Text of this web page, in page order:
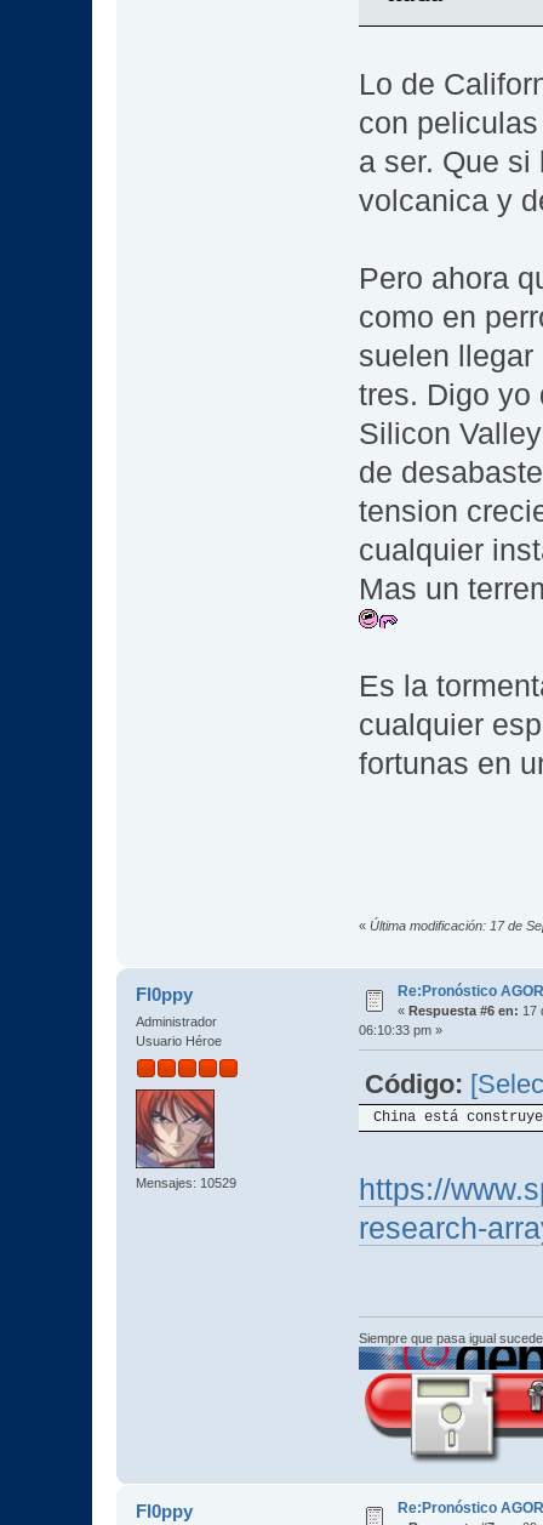
Lo de
con
a ser. Que si
volcanica y
Pero ahora
como en
suelen llegar
tres. Digo yo
Silicon
de
tension
cualquier
Mas un
Es la
cualquier
fortunas en
« Última modificación: 17 de
Fl0ppy
Administrador
Usuario Héroe
Mensajes: 10529
Re:Pronóstico
« Respuesta #6 en: 17
06:10:33 pm »
Código:
China está
https://
research-
Siempre que pasa igual
Fl0ppy Re:Pronóstico